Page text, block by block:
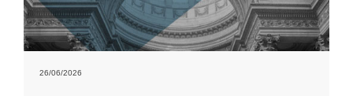
26/06/2026